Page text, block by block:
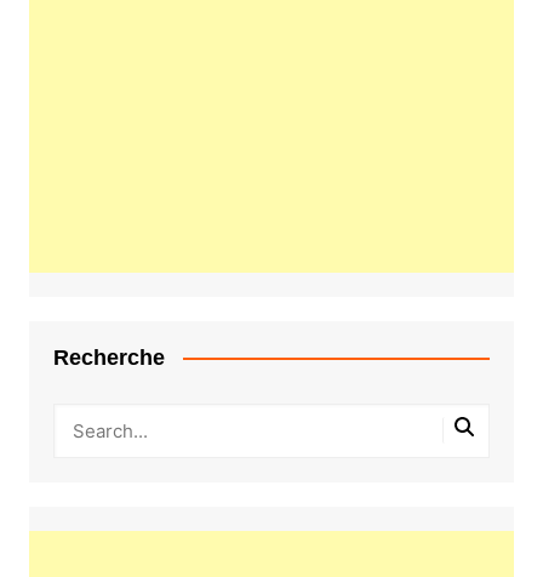
Recherche